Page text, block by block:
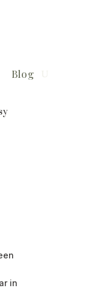
Blog
in